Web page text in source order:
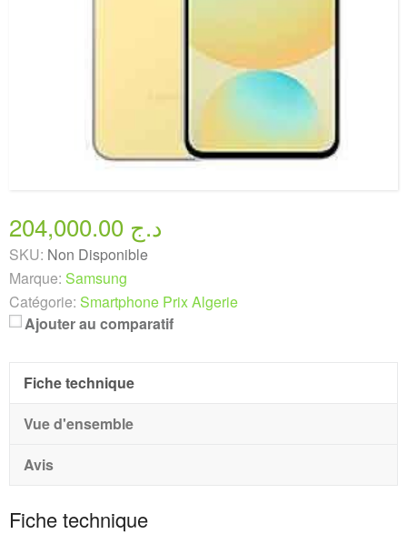
204,000.00 د.ج
SKU: Non Disponible
Marque: Samsung
Catégorie: Smartphone Prix Algerie
Ajouter au comparatif
Fiche technique
Vue d'ensemble
Avis
Fiche technique